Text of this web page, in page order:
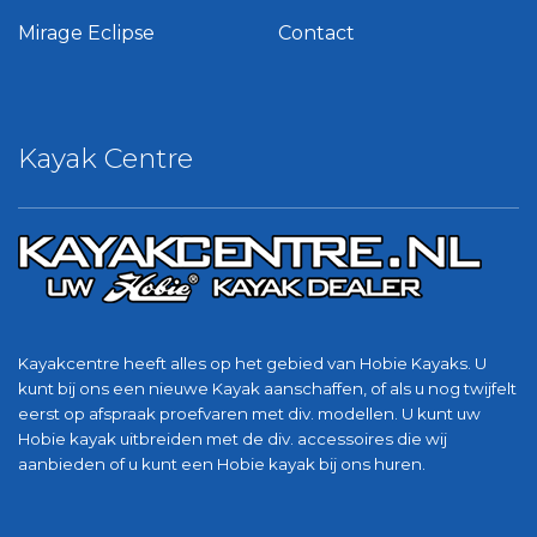
Kayak Centre
Kayakcentre heeft alles op het gebied van Hobie Kayaks. U
kunt bij ons een nieuwe Kayak aanschaffen, of als u nog twijfelt
eerst op afspraak proefvaren met div. modellen. U kunt uw
Hobie kayak uitbreiden met de div. accessoires die wij
aanbieden of u kunt een Hobie kayak bij ons huren.
Mirage Eclipse
Contact